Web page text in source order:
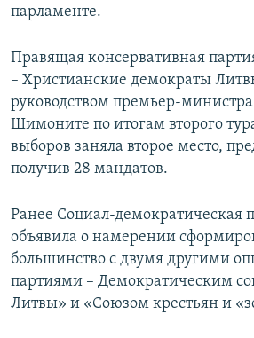
парламенте.
Правящая консервативная
– Христианские демократы
руководством премьер-
Шимоните по итогам второго
выборов заняла второе место,
получив 28 мандатов.
Ранее Социал-демократическая
объявила о намерении
большинство с двумя другими
партиями – Демократическим
Литвы» и «Союзом крестьян и